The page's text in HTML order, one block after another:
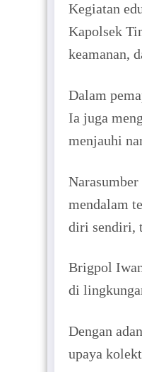
Kegiatan
Kapolsek
keamanan,
Dalam
Ia juga
menjauhi
mendalam
diri sendiri,
Brigpol
di
Dengan
upaya